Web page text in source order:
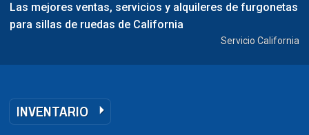
Las mejores ventas, servicios y alquileres de furgonetas
para sillas de ruedas de California
Servicio California
INVENTARIO